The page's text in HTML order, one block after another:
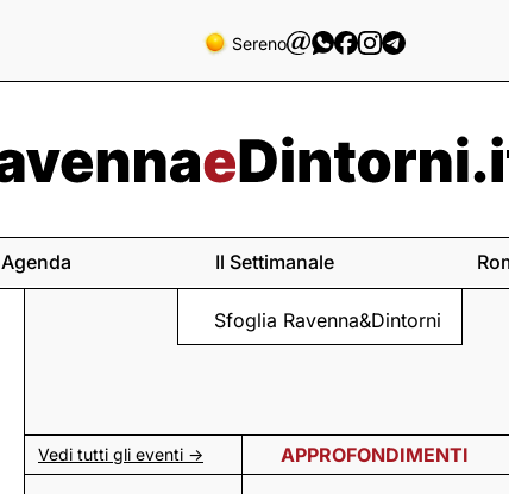
Sereno
Agenda Il Settimanale
Sfoglia Ravenna&Dintorni
Vedi tutti gli eventi -> APPROFONDIMENTI